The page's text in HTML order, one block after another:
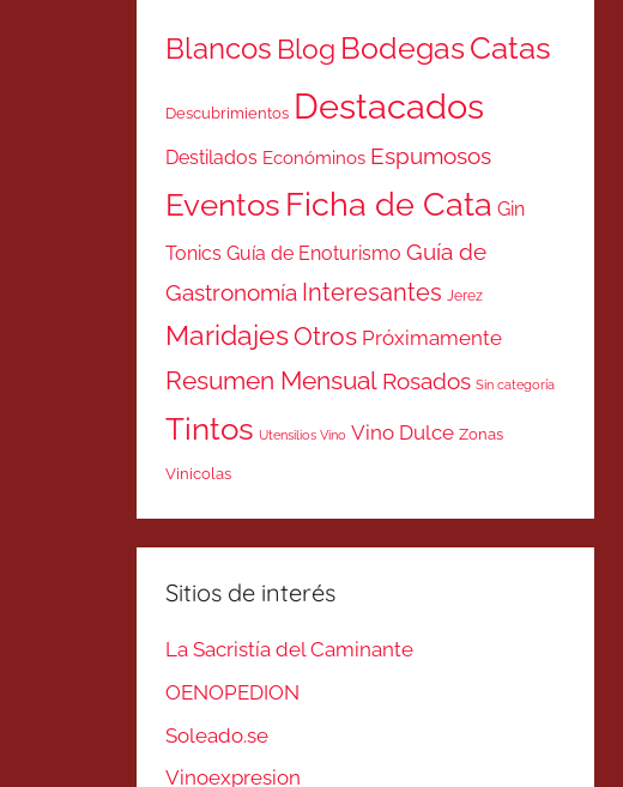
Blancos Blog BodegasCatas
Descubrimientos Destacados
Destilados Económinos Espumosos
Eventos Ficha de Cata Gin
Tonics Guía de Enoturismo Guía de
Gastronomía Interesantes Jerez
MaridajesOtros Próximamente
Resumen Mensual Rosados Sin categoría
Tintos Utensilios Vino Vino Dulce Zonas
Vinicolas
Sitios de interés
La Sacristía del Caminante
OENOPEDION
Soleado.se
Vinoexpresion